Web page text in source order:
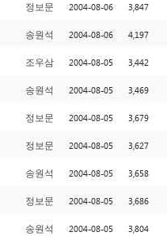
정보문 2004-08-06 3,847
송원석 2004-08-06 4,197
조우삼 2004-08-05 3,442
송원석 2004-08-05 3,469
정보문 2004-08-05 3,679
정보문 2004-08-05 3,627
송원석 2004-08-05 3,658
정보문 2004-08-05 3,686
송원석 2004-08-05 3,804